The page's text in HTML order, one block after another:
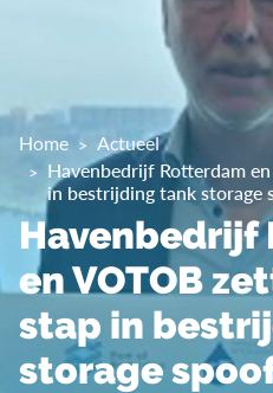
Home
Actueel
Havenbedrijf Rotterdam
in bestrijding tank storage
Havenbedrijf
en VOTOB
stap in
storage